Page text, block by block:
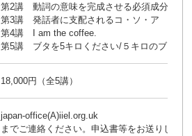
第2講　動詞の意味を完成させる必須成分
第3講　発話者に支配されるコ・ソ・ア
第4講　I am the coffee.
第5講　ブタを5キロください/５キロのブタを
18,000円（全5講）
japan-office(A)iiel.org.uk
までご連絡ください。申込書等をお送りしま